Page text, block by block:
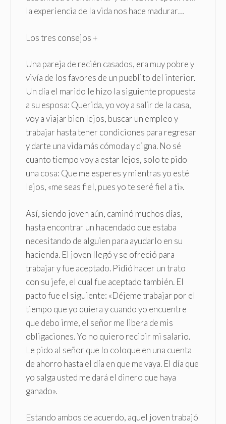
la experiencia de la vida nos hace madurar…
Los tres consejos +
Una pareja de recién casados, era muy pobre y
vivía de los favores de un pueblito del interior.
Un día el marido le hizo la siguiente propuesta
a su esposa: Querida, yo voy a salir de la casa,
voy a viajar bien lejos, buscar un empleo y
trabajar hasta tener condiciones para regresar
y darte una vida más cómoda y digna. No sé
cuanto tiempo voy a estar lejos, solo te pido
una cosa: Que me esperes y mientras yo esté
lejos, «me seas fiel, pues yo te seré fiel a ti».
Así, siendo joven aún, caminó muchos días,
hasta encontrar un hacendado que estaba
necesitando de alguien para ayudarlo en su
hacienda. El joven llegó y se ofreció para
trabajar y fue aceptado. Pidió hacer un trato
con su jefe, el cual fue aceptado también. El
pacto fue el siguiente: «Déjeme trabajar por el
tiempo que yo quiera y cuando yo encuentre
que debo irme, el señor me libera de mis
obligaciones. Yo no quiero recibir mi salario.
Le pido al señor que lo coloque en una cuenta
de ahorro hasta el día en que me vaya. El día que
yo salga usted me dará el dinero que haya
ganado».
Estando ambos de acuerdo, aquel joven trabajó